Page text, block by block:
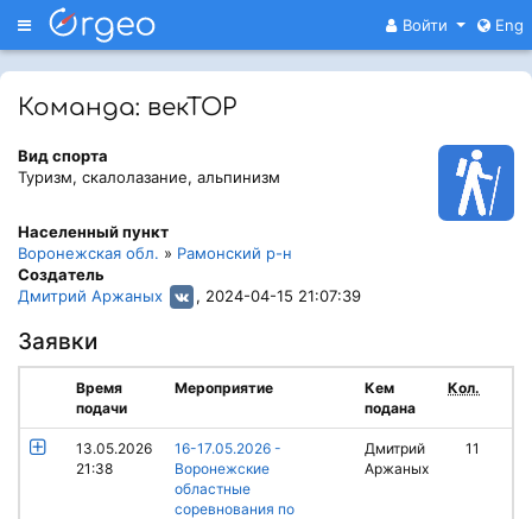
Меню Войти Eng
Команда: векТОР
Вид спорта
Туризм, скалолазание, альпинизм
Населенный пункт
Воронежская обл. » Рамонский р-н
Создатель
Дмитрий Аржаных
, 2024-04-15 21:07:39
Заявки
Время
подачи
Мероприятие
Кем
подана
Кол.
13.05.2026
21:38
16-17.05.2026 -
Воронежские
областные
соревнования по
Дмитрий
Аржаных
11